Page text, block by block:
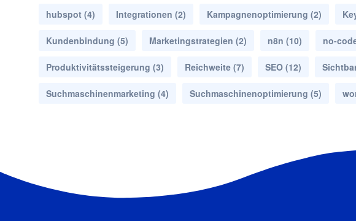
hubspot (4) Integrationen (2) Kampagnenoptimierung (2)
Kundenbindung (5) Marketingstrategien (2) n8n (10) no-
Produktivitätssteigerung (3) Reichweite (7) SEO (12)
Suchmaschinenmarketing (4) Suchmaschinenoptimierung (5)